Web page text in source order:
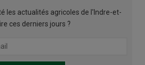
les actualités agricoles de l'Indre-et-
ces derniers jours ?